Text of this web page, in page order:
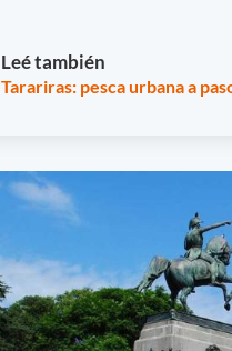
Leé también
Tarariras: pesca urbana a